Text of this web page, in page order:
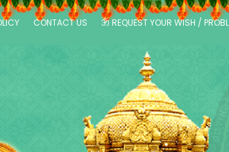
CONTACT US ॐ REQUEST YOUR WISH /